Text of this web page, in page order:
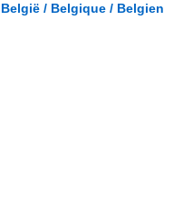
België / Belgique / Belgien